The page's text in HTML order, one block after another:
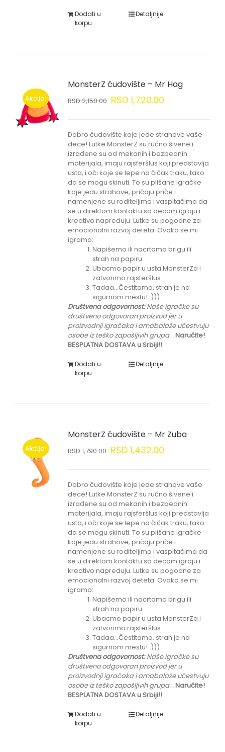
Dodati u
korpu
Detaljnije
Akcija!
MonsterZ čudovište – Mr Hag
RSD2,150.00 RSD1,720.00
Dobro čudovište koje jede strahove vaše
dece! Lutke MonsterZ su ručno šivene i
izrađene su od mekanih i bezbednih
materijala, imaju rajsferšlus koji predstavlja
usta, i oči koje se lepe na čičak traku, tako
da se mogu skinuti. To su plišane igračke
koje jedu strahove, pričaju priče i
namenjene su roditeljima i vaspitačima da
se u direktom kontaktu sa decom igraju i
kreativo napreduju. Lutke su pogodne za
emocionalni razvoj deteta. Ovako se mi
igramo:
Napišemo ili nacrtamo brigu ili
strah na papiru
Ubacmo papir u usta MonsterZa i
zatvorimo rajsferšlus
Tadaa...Čestitamo, strah je na
sigurnom mestu! :)))
Društvena odgovornost: Naše igračke su
društveno odgovoran proizvod jer u
proizvodnji igračaka i amabalaže učestvuju
osobe iz teško zapošljivih grupa..Naručite!
BESPLATNA DOSTAVA u Srbiji!!
Dodati u
korpu
Detaljnije
Akcija!
MonsterZ čudovište – Mr Zuba
RSD1,790.00 RSD1,432.00
Dobro čudovište koje jede strahove vaše
dece! Lutke MonsterZ su ručno šivene i
izrađene su od mekanih i bezbednih
materijala, imaju rajsferšlus koji predstavlja
usta, i oči koje se lepe na čičak traku, tako
da se mogu skinuti. To su plišane igračke
koje jedu strahove, pričaju priče i
namenjene su roditeljima i vaspitačima da
se u direktom kontaktu sa decom igraju i
kreativo napreduju. Lutke su pogodne za
emocionalni razvoj deteta. Ovako se mi
igramo:
Napišemo ili nacrtamo brigu ili
strah na papiru
Ubacmo papir u usta MonsterZa i
zatvorimo rajsferšlus
Tadaa...Čestitamo, strah je na
sigurnom mestu! :)))
Društvena odgovornost: Naše igračke su
društveno odgovoran proizvod jer u
proizvodnji igračaka i amabalaže učestvuju
osobe iz teško zapošljivih grupa..Naručite!
BESPLATNA DOSTAVA u Srbiji!!
Dodati u
korpu
Detaljnije